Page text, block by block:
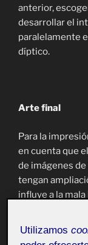
anterior,
desarrollar el
paralelamente
díptico.
Arte final
Para la
en cuenta que
de imágenes
tengan
influye a la
corte. Se ha
para la longitud
Utilizamos